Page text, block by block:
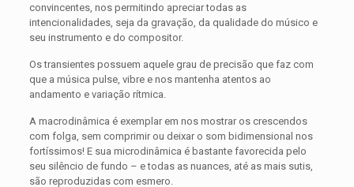
convincentes, nos permitindo apreciar todas as
intencionalidades, seja da gravação, da qualidade do músico e
seu instrumento e do compositor.
Os transientes possuem aquele grau de precisão que faz com
que a música pulse, vibre e nos mantenha atentos ao
andamento e variação rítmica.
A macrodinâmica é exemplar em nos mostrar os crescendos
com folga, sem comprimir ou deixar o som bidimensional nos
fortíssimos! E sua microdinâmica é bastante favorecida pelo
seu silêncio de fundo – e todas as nuances, até as mais sutis,
são reproduzidas com esmero.